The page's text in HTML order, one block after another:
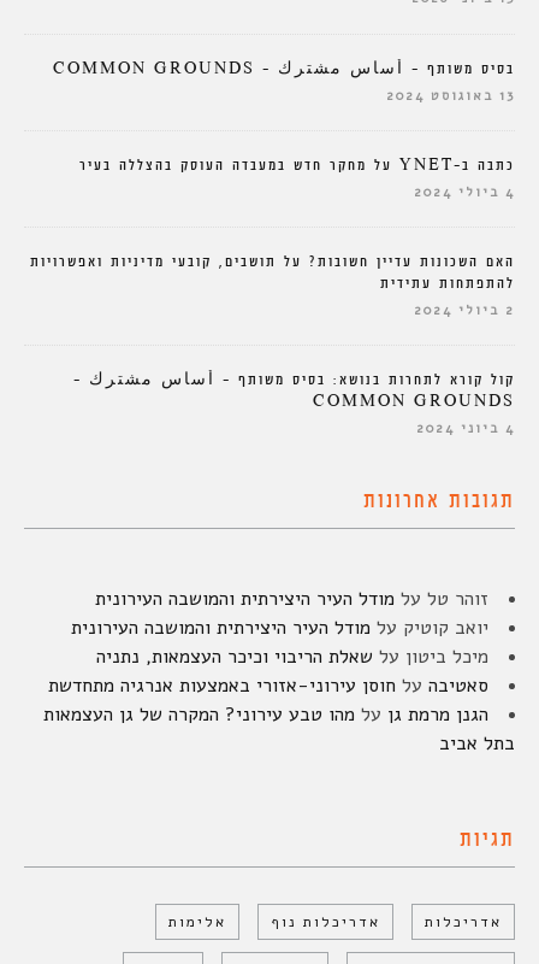
בסיס משותף – أساس مشترك – COMMON GROUNDS
13 באוגוסט 2024
כתבה ב-YNET על מחקר חדש במעבדה העוסק בהצללה בעיר
4 ביולי 2024
האם השכונות עדיין חשובות? על תושבים, קובעי מדיניות ואפשרויות
להתפתחות עתידית
2 ביולי 2024
קול קורא לתחרות בנושא: בסיס משותף – أساس مشترك –
COMMON GROUNDS
4 ביוני 2024
תגובות אחרונות
זוהר טל על מודל העיר היצירתית והמושבה העירונית
יואב קוטיק על מודל העיר היצירתית והמושבה העירונית
מיכל ביטון על שאלת הריבוי וכיכר העצמאות, נתניה
סאטיבה על חוסן עירוני-אזורי באמצעות אנרגיה מתחדשת
הגנן מרמת גן על מהו טבע עירוני? המקרה של גן העצמאות
בתל אביב
תגיות
אדריכלות אדריכלות נוף אלימות